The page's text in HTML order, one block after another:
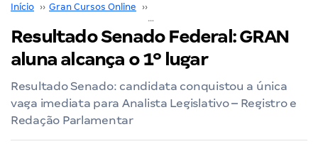
Início ›› Gran Cursos Online ››
Resultado Senado Federal: GRAN
aluna alcança o 1º lugar
Resultado Senado: candidata conquistou a única
vaga imediata para Analista Legislativo – Registro e
Redação Parlamentar